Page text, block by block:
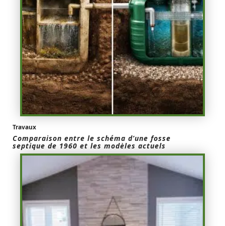
Travaux
Comparaison entre le schéma d’une fosse
septique de 1960 et les modèles actuels